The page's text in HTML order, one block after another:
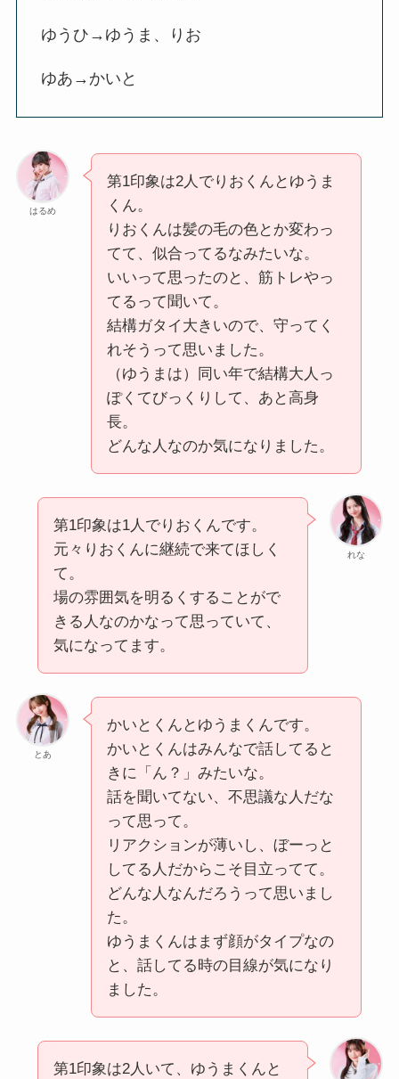
ゆうひ→ゆうま、りお
ゆあ→かいと
はるめ
第1印象は2人でりおくんとゆうま
くん。
りおくんは髪の毛の色とか変わっ
てて、似合ってるなみたいな。
いいって思ったのと、筋トレやっ
てるって聞いて。
結構ガタイ大きいので、守ってく
れそうって思いました。
（ゆうまは）同い年で結構大人っ
ぽくてびっくりして、あと高身
長。
どんな人なのか気になりました。
れな
第1印象は1人でりおくんです。
元々りおくんに継続で来てほしく
て。
場の雰囲気を明るくすることがで
きる人なのかなって思っていて、
気になってます。
とあ
かいとくんとゆうまくんです。
かいとくんはみんなで話してると
きに「ん？」みたいな。
話を聞いてない、不思議な人だな
って思って。
リアクションが薄いし、ぼーっと
してる人だからこそ目立ってて。
どんな人なんだろうって思いまし
た。
ゆうまくんはまず顔がタイプなの
と、話してる時の目線が気になり
ました。
第1印象は2人いて、ゆうまくんと